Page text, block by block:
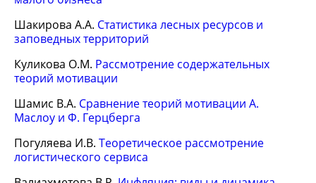
Шакирова А.А. Статистика лесных ресурсов и
заповедных территорий
Куликова О.М. Рассмотрение содержательных
теорий мотивации
Шамис В.А. Сравнение теорий мотивации А.
Маслоу и Ф. Герцберга
Погуляева И.В. Теоретическое рассмотрение
логистического сервиса